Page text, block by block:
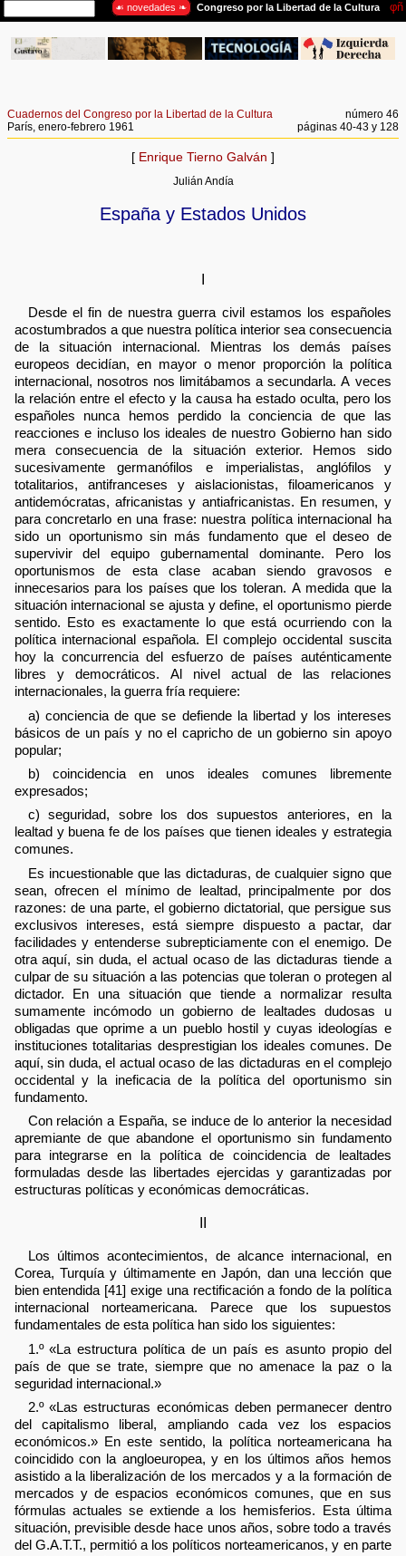
Cuadernos del Congreso por la Libertad de la Cultura
París, enero-febrero 1961
número 46
páginas 40-43 y 128
[ Enrique Tierno Galván ]
Julián Andía
España y Estados Unidos
I
Desde el fin de nuestra guerra civil estamos los españoles
acostumbrados a que nuestra política interior sea consecuencia
de la situación internacional. Mientras los demás países
europeos decidían, en mayor o menor proporción la política
internacional, nosotros nos limitábamos a secundarla. A veces
la relación entre el efecto y la causa ha estado oculta, pero los
españoles nunca hemos perdido la conciencia de que las
reacciones e incluso los ideales de nuestro Gobierno han sido
mera consecuencia de la situación exterior. Hemos sido
sucesivamente germanófilos e imperialistas, anglófilos y
totalitarios, antifranceses y aislacionistas, filoamericanos y
antidemócratas, africanistas y antiafricanistas. En resumen, y
para concretarlo en una frase: nuestra política internacional ha
sido un oportunismo sin más fundamento que el deseo de
supervivir del equipo gubernamental dominante. Pero los
oportunismos de esta clase acaban siendo gravosos e
innecesarios para los países que los toleran. A medida que la
situación internacional se ajusta y define, el oportunismo pierde
sentido. Esto es exactamente lo que está ocurriendo con la
política internacional española. El complejo occidental suscita
hoy la concurrencia del esfuerzo de países auténticamente
libres y democráticos. Al nivel actual de las relaciones
internacionales, la guerra fría requiere:
a) conciencia de que se defiende la libertad y los intereses
básicos de un país y no el capricho de un gobierno sin apoyo
popular;
b) coincidencia en unos ideales comunes libremente
expresados;
c) seguridad, sobre los dos supuestos anteriores, en la
lealtad y buena fe de los países que tienen ideales y estrategia
comunes.
Es incuestionable que las dictaduras, de cualquier signo que
sean, ofrecen el mínimo de lealtad, principalmente por dos
razones: de una parte, el gobierno dictatorial, que persigue sus
exclusivos intereses, está siempre dispuesto a pactar, dar
facilidades y entenderse subrepticiamente con el enemigo. De
otra aquí, sin duda, el actual ocaso de las dictaduras tiende a
culpar de su situación a las potencias que toleran o protegen al
dictador. En una situación que tiende a normalizar resulta
sumamente incómodo un gobierno de lealtades dudosas u
obligadas que oprime a un pueblo hostil y cuyas ideologías e
instituciones totalitarias desprestigian los ideales comunes. De
aquí, sin duda, el actual ocaso de las dictaduras en el complejo
occidental y la ineficacia de la política del oportunismo sin
fundamento.
Con relación a España, se induce de lo anterior la necesidad
apremiante de que abandone el oportunismo sin fundamento
para integrarse en la política de coincidencia de lealtades
formuladas desde las libertades ejercidas y garantizadas por
estructuras políticas y económicas democráticas.
II
Los últimos acontecimientos, de alcance internacional, en
Corea, Turquía y últimamente en Japón, dan una lección que
bien entendida [41] exige una rectificación a fondo de la política
internacional norteamericana. Parece que los supuestos
fundamentales de esta política han sido los siguientes:
1.º «La estructura política de un país es asunto propio del
país de que se trate, siempre que no amenace la paz o la
seguridad internacional.»
2.º «Las estructuras económicas deben permanecer dentro
del capitalismo liberal, ampliando cada vez los espacios
económicos.» En este sentido, la política norteamericana ha
coincidido con la angloeuropea, y en los últimos años hemos
asistido a la liberalización de los mercados y a la formación de
mercados y de espacios económicos comunes, que en sus
fórmulas actuales se extiende a los hemisferios. Esta última
situación, previsible desde hace unos años, sobre todo a través
del G.A.T.T., permitió a los políticos norteamericanos, y en parte